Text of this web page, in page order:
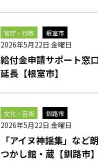
官庁・行政 根室市
2026年5月22日 金曜日
給付金申請サポート窓
延長【根室市】
文化・芸術 釧路市
2026年5月22日 金曜日
「アイヌ神謡集」な
つかし館・蔵【釧路市】